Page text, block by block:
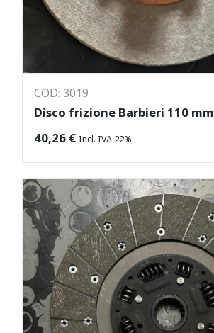
COD: 3019
Disco frizione Barbieri 110 mm
40,26 € Incl. IVA 22%